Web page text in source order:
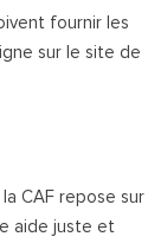
fournir les
sur le site de
CAF repose sur
aide juste et